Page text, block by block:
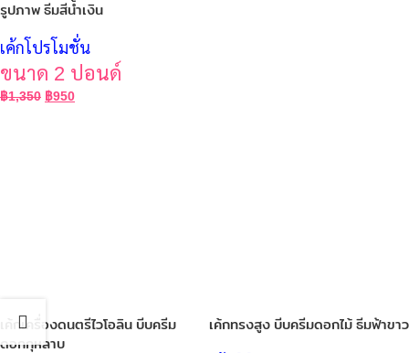
รูปภาพ ธีมสีน้ำเงิน
เค้กโปรโมชั่น
ขนาด 2 ปอนด์
฿1,350 ฿950
เค้กเครื่องดนตรีไวโอลิน บีบครีม
ดอกกุหลาบ
เค้กทรงสูง บีบครีมดอกไม้ ธีมฟ้าขาว